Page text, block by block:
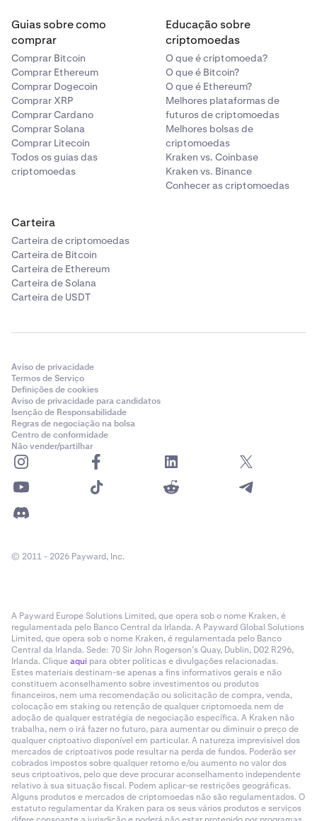
Guias sobre como
comprar
Comprar Bitcoin
Comprar Ethereum
Comprar Dogecoin
Comprar XRP
Comprar Cardano
Comprar Solana
Comprar Litecoin
Todos os guias das
criptomoedas
Educação sobre
criptomoedas
O que é criptomoeda?
O que é Bitcoin?
O que é Ethereum?
Melhores plataformas de
futuros de criptomoedas
Melhores bolsas de
criptomoedas
Kraken vs. Coinbase
Kraken vs. Binance
Conhecer as criptomoedas
Carteira
Carteira de criptomoedas
Carteira de Bitcoin
Carteira de Ethereum
Carteira de Solana
Carteira de USDT
Aviso de privacidade
Termos de Serviço
Definições de cookies
Aviso de privacidade para candidatos
Isenção de Responsabilidade
Regras de negociação na bolsa
Centro de conformidade
Não vender/partilhar
© 2011 - 2026 Payward, Inc.
A Payward Europe Solutions Limited, que opera sob o nome Kraken, é
regulamentada pelo Banco Central da Irlanda. A Payward Global Solutions
Limited, que opera sob o nome Kraken, é regulamentada pelo Banco
Central da Irlanda. Sede: 70 Sir John Rogerson’s Quay, Dublin, D02 R296,
Irlanda. Cliqueaqui para obter políticas e divulgações relacionadas.
Estes materiais destinam-se apenas a fins informativos gerais e não
constituem aconselhamento sobre investimentos ou produtos
financeiros, nem uma recomendação ou solicitação de compra, venda,
colocação em staking ou retenção de qualquer criptomoeda nem de
adoção de qualquer estratégia de negociação específica. A Kraken não
trabalha, nem o irá fazer no futuro, para aumentar ou diminuir o preço de
qualquer criptoativo disponível em particular. A natureza imprevisível dos
mercados de criptoativos pode resultar na perda de fundos. Poderão ser
cobrados impostos sobre qualquer retorno e/ou aumento no valor dos
seus criptoativos, pelo que deve procurar aconselhamento independente
relativo à sua situação fiscal. Podem aplicar-se restrições geográficas.
Alguns produtos e mercados de criptomoedas não são regulamentados. O
estatuto regulamentar da Kraken para os seus vários produtos e serviços